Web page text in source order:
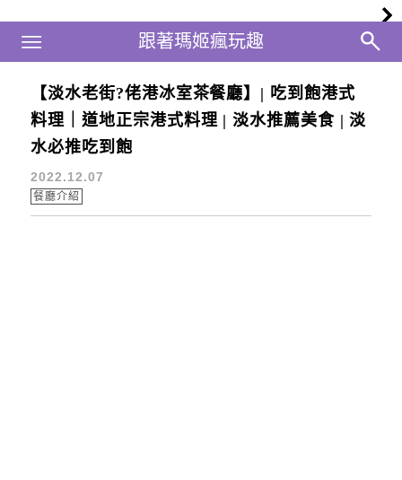
跟著瑪姬瘋玩趣
跟著瑪姬瘋玩趣
Main Menu
捷運淡水站美食
【淡水老街?佬港冰室茶餐廳】| 吃到飽港式
料理｜道地正宗港式料理 | 淡水推薦美食 | 淡
水必推吃到飽
2022.12.07
餐廳介紹